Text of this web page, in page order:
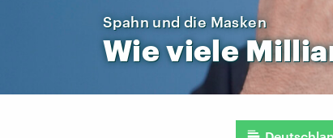
Spahn und die Masken
Wieviele